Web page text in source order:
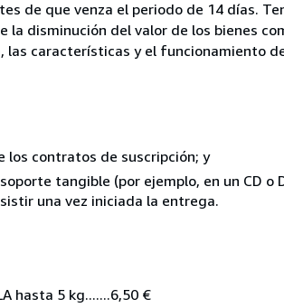
de que venza el periodo de 14 días.
disminución del valor de los bienes
características y el funcionamiento
los contratos de suscripción; y
tangible (por ejemplo, en un CD o
una vez iniciada la entrega.
hasta 5 kg.......6,50 €